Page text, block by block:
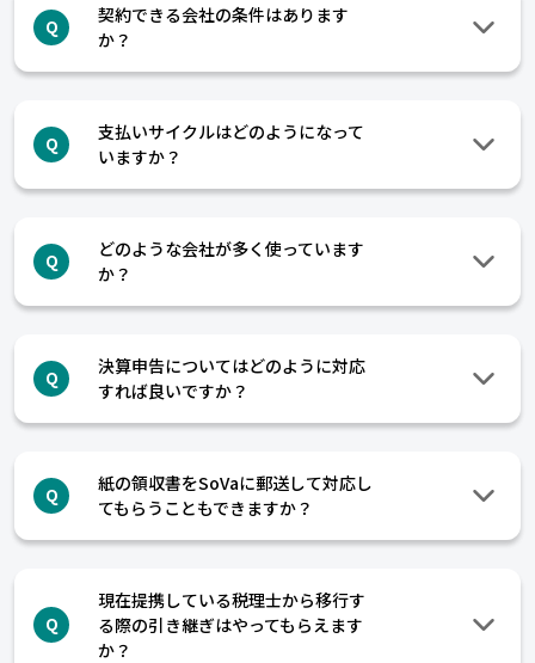
Q
契約できる会社の条件はあります
か？
Q
支払いサイクルはどのようになって
いますか？
Q
どのような会社が多く使っています
か？
Q
決算申告についてはどのように対応
すれば良いですか？
Q
紙の領収書をSoVaに郵送して対応し
てもらうこともできますか？
Q
現在提携している税理士から移行す
る際の引き継ぎはやってもらえます
か？